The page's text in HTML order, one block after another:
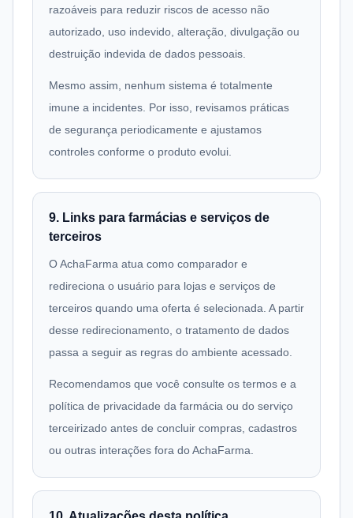
razoáveis para reduzir riscos de acesso não
autorizado, uso indevido, alteração, divulgação ou
destruição indevida de dados pessoais.
Mesmo assim, nenhum sistema é totalmente
imune a incidentes. Por isso, revisamos práticas
de segurança periodicamente e ajustamos
controles conforme o produto evolui.
9. Links para farmácias e serviços de
terceiros
O AchaFarma atua como comparador e
redireciona o usuário para lojas e serviços de
terceiros quando uma oferta é selecionada. A partir
desse redirecionamento, o tratamento de dados
passa a seguir as regras do ambiente acessado.
Recomendamos que você consulte os termos e a
política de privacidade da farmácia ou do serviço
terceirizado antes de concluir compras, cadastros
ou outras interações fora do AchaFarma.